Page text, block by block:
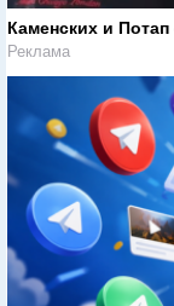
Каменских и
Реклама